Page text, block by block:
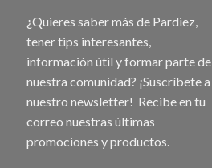
¿Quieres saber más de Pardiez,
tener tips interesantes,
información útil y formar parte de
nuestra comunidad? ¡Suscríbete a
nuestro newsletter! Recibe en tu
correo nuestras últimas
promociones y productos.